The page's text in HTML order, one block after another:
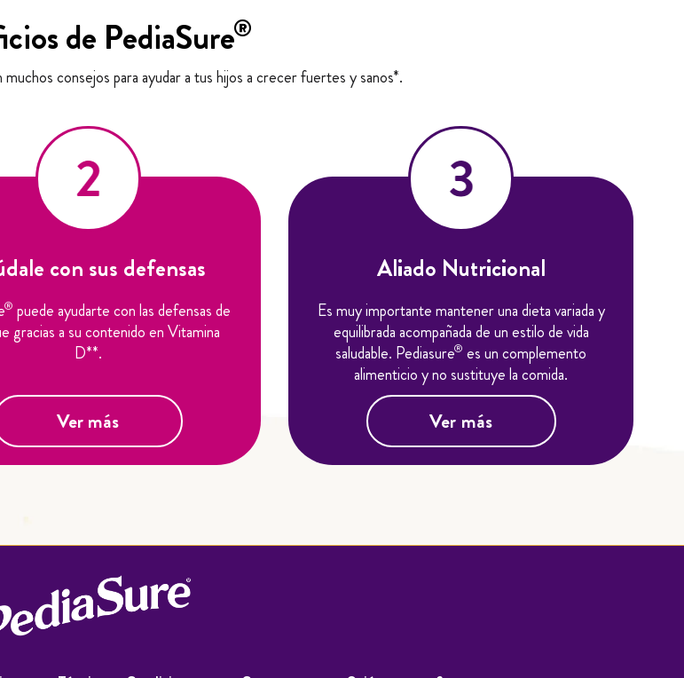
de PediaSure®
consejos para ayudar a tus hijos a crecer fuertes y sanos*.
con sus defensas
® puede ayudarte con las defensas de
gracias a su contenido en Vitamina
D**.
Ver más
Aliado Nutricional
Es muy importante mantener una dieta variada y
equilibrada acompañada de un estilo de vida
saludable. Pediasure® es un complemento
alimenticio y no sustituye la comida.
Ver más